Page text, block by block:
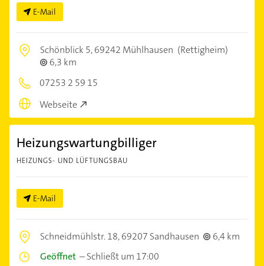
E-Mail
Schönblick 5,69242 Mühlhausen (Rettigheim)
6,3 km
07253 2 59 15
Webseite
Heizungswartungbilliger
HEIZUNGS- UND LÜFTUNGSBAU
E-Mail
Schneidmühlstr. 18,69207 Sandhausen
6,4 km
Geöffnet –Schließt um 17:00